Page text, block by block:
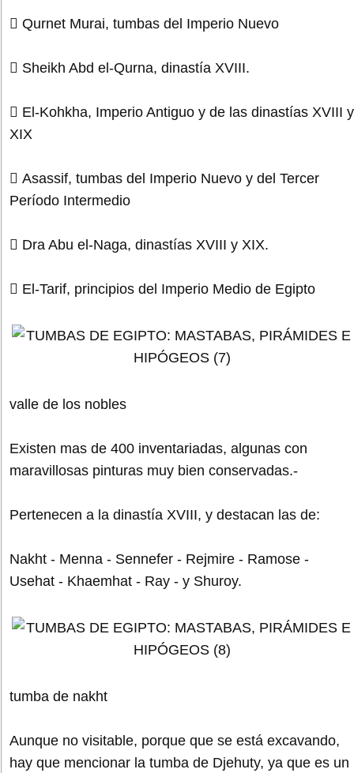
 Qurnet Murai, tumbas del Imperio Nuevo
 Sheikh Abd el-Qurna, dinastía XVIII.
 El-Kohkha, Imperio Antiguo y de las dinastías XVIII y
XIX
 Asassif, tumbas del Imperio Nuevo y del Tercer
Período Intermedio
 Dra Abu el-Naga, dinastías XVIII y XIX.
 El-Tarif, principios del Imperio Medio de Egipto
valle de los nobles
Existen mas de 400 inventariadas, algunas con
maravillosas pinturas muy bien conservadas.-
Pertenecen a la dinastía XVIII, y destacan las de:
Nakht - Menna - Sennefer - Rejmire - Ramose -
Usehat - Khaemhat - Ray - y Shuroy.
tumba de nakht
Aunque no visitable, porque que se está excavando,
hay que mencionar la tumba de Djehuty, ya que es un